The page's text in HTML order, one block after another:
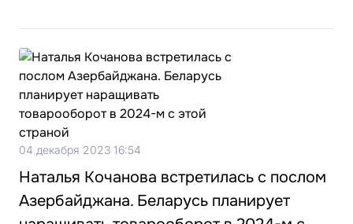
04 декабря 2023 16:54
Наталья Кочанова встретилась с послом
Азербайджана. Беларусь планирует